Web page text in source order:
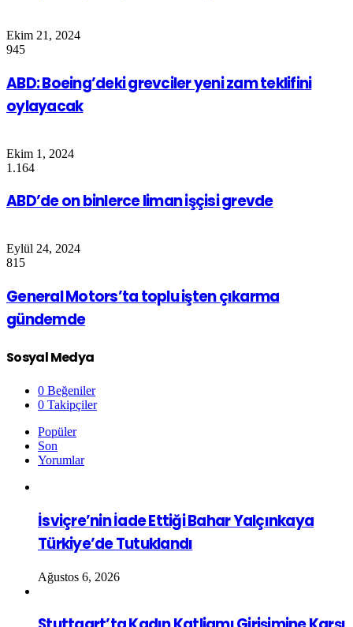
Ekim 21, 2024
945
ABD: Boeing’deki grevciler yeni zam teklifini
oylayacak
Ekim 1, 2024
1.164
ABD’de on binlerce liman işçisi grevde
Eylül 24, 2024
815
General Motors’ta toplu işten çıkarma
gündemde
Sosyal Medya
0 Beğeniler
0 Takipçiler
Popüler
Son
Yorumlar
İsviçre’nin İade Ettiği Bahar Yalçınkaya
Türkiye’de Tutuklandı
Ağustos 6, 2026